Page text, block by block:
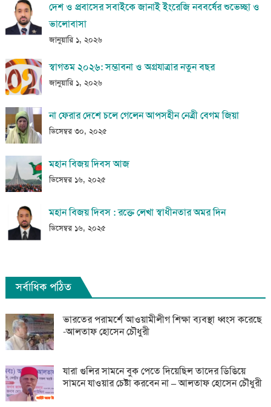
দেশ ও প্রবাসের সবাইকে জানাই ইংরেজি নববর্ষের শুভেচ্ছা ও
ভালোবাসা
জানুয়ারি ১, ২০২৬
স্বাগতম ২০২৬: সম্ভাবনা ও অগ্রযাত্রার নতুন বছর
জানুয়ারি ১, ২০২৬
না ফেরার দেশে চলে গেলেন আপসহীন নেত্রী বেগম জিয়া
ডিসেম্বর ৩০, ২০২৫
মহান বিজয় দিবস আজ
ডিসেম্বর ১৬, ২০২৫
মহান বিজয় দিবস : রক্তে লেখা স্বাধীনতার অমর দিন
ডিসেম্বর ১৬, ২০২৫
সর্বাধিক পঠিত
ভারতের পরামর্শে আওয়ামীলীগ শিক্ষা ব্যবস্থা ধ্বংস করেছে
-আলতাফ হোসেন চৌধুরী
যারা গুলির সামনে বুক পেতে দিয়েছিল তাদের ডিঙিয়ে
সামনে যাওয়ার চেষ্টা করবেন না – আলতাফ হোসেন চৌধুরী